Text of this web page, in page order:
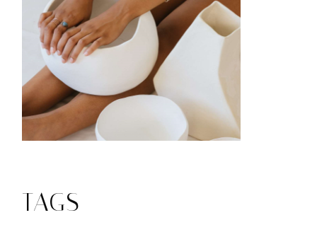
TAGS